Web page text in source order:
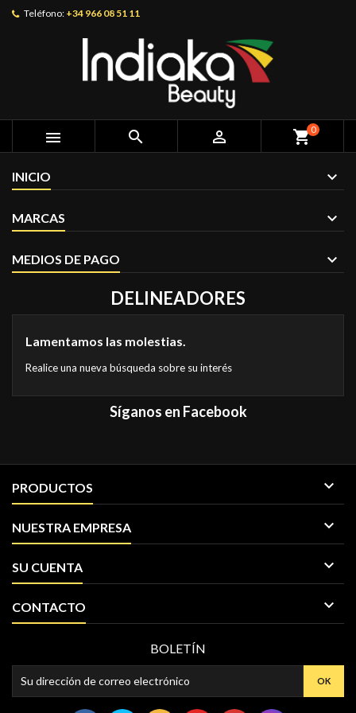
Teléfono: +34 966 08 51 11
   shopping_cart0
INICIO
MARCAS
MEDIOS DE PAGO
DELINEADORES
Lamentamos las molestias.
Realice una nueva búsqueda sobre su interés
Síganos en Facebook
PRODUCTOS 
NUESTRA EMPRESA 
SU CUENTA 
CONTACTO 
BOLETÍN